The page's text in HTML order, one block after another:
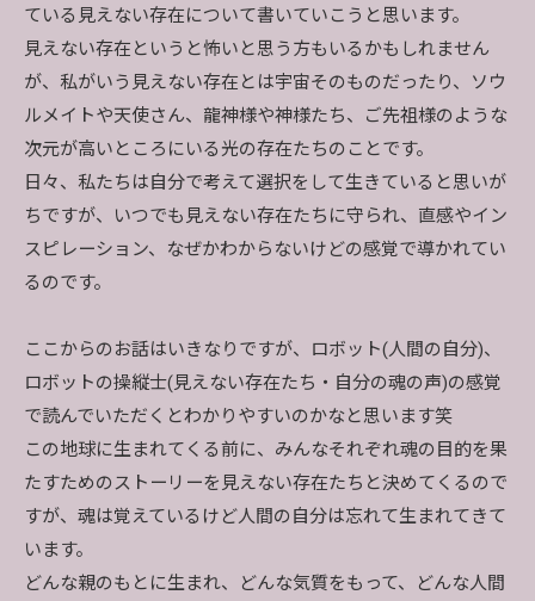
ている見えない存在について書いていこうと思います。
見えない存在というと怖いと思う方もいるかもしれません
が、私がいう見えない存在とは宇宙そのものだったり、ソウ
ルメイトや天使さん、龍神様や神様たち、ご先祖様のような
次元が高いところにいる光の存在たちのことです。
日々、私たちは自分で考えて選択をして生きていると思いが
ちですが、いつでも見えない存在たちに守られ、直感やイン
スピレーション、なぜかわからないけどの感覚で導かれてい
るのです。
ここからのお話はいきなりですが、ロボット(人間の自分)、
ロボットの操縦士(見えない存在たち・自分の魂の声)の感覚
で読んでいただくとわかりやすいのかなと思います笑
この地球に生まれてくる前に、みんなそれぞれ魂の目的を果
たすためのストーリーを見えない存在たちと決めてくるので
すが、魂は覚えているけど人間の自分は忘れて生まれてきて
います。
どんな親のもとに生まれ、どんな気質をもって、どんな人間